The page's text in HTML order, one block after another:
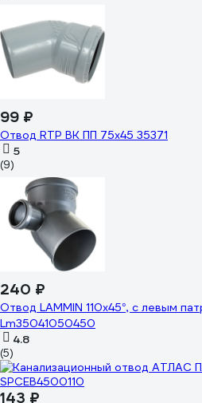
99 ₽
Отвод RTP ВК ПП 75x45 35371
5
(9)
240 ₽
Отвод LAMMIN 110х45°, с левым
Lm35041050450
4.8
(5)
143 ₽